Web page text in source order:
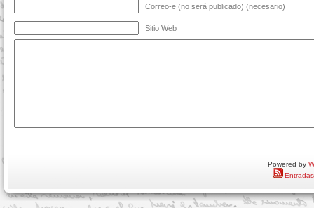
Correo-e (no será publicado) (necesario)
Sitio Web
Powered by